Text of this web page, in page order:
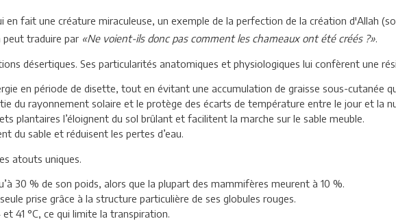
en fait une créature miraculeuse, un exemple de la perfection de la création d'Allah
peut traduire par «Ne voient-ils donc pas comment les chameaux ont été créés ?».
désertiques. Ses particularités anatomiques et physiologiques lui confèrent une
en période de disette, tout en évitant une accumulation de graisse sous-cutanée
du rayonnement solaire et le protège des écarts de température entre le jour et la
plantaires l’éloignent du sol brûlant et facilitent la marche sur le sable meuble.
du sable et réduisent les pertes d’eau.
atouts uniques.
30 % de son poids, alors que la plupart des mammifères meurent à 10 %.
prise grâce à la structure particulière de ses globules rouges.
41 °C, ce qui limite la transpiration.